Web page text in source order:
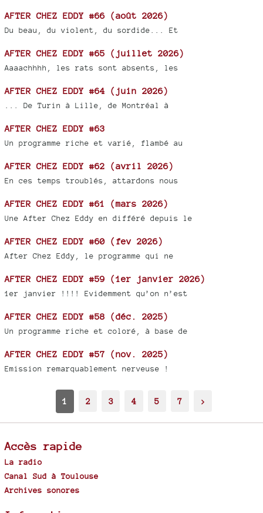
AFTER CHEZ EDDY #66 (août 2026)
Du beau, du violent, du sordide... Et
AFTER CHEZ EDDY #65 (juillet 2026)
Aaaachhhh, les rats sont absents, les
AFTER CHEZ EDDY #64 (juin 2026)
... De Turin à Lille, de Montréal à
AFTER CHEZ EDDY #63
Un programme riche et varié, flambé au
AFTER CHEZ EDDY #62 (avril 2026)
En ces temps troublés, attardons nous
AFTER CHEZ EDDY #61 (mars 2026)
Une After Chez Eddy en différé depuis le
AFTER CHEZ EDDY #60 (fev 2026)
After Chez Eddy, le programme qui ne
AFTER CHEZ EDDY #59 (1er janvier 2026)
1er janvier !!!! Evidemment qu’on n’est
AFTER CHEZ EDDY #58 (déc. 2025)
Un programme riche et coloré, à base de
AFTER CHEZ EDDY #57 (nov. 2025)
Emission remarquablement nerveuse !
1 2 3 4 5 7 >
Accès rapide
La radio
Canal Sud à Toulouse
Archives sonores